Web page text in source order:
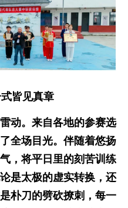
皆见真章
动。来自各地的参赛选
全场目光。 伴随着悠扬
，将平日里的刻苦训练
是太极的虚实转换，还
朴刀的劈砍撩刺，每一